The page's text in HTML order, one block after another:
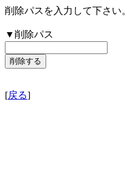
削除パスを入力して下さい。
▼削除パス
[戻る]